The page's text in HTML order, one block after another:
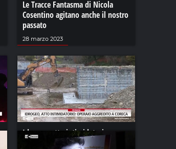
Le Tracce Fantasma di Nicola
Cosentino agitano anche il nostro
passato
28 marzo 2023
Idrogeo, atto intimidatorio:
operaio aggredito a Coreca